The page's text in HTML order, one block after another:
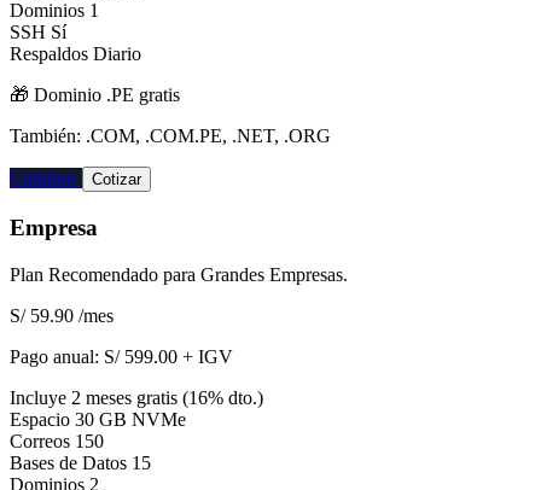
Dominios 1
SSH Sí
Respaldos Diario
🎁 Dominio .PE gratis
También: .COM, .COM.PE, .NET, .ORG
Comprar Cotizar
Empresa
Plan Recomendado para Grandes Empresas.
S/ 59.90 /mes
Pago anual: S/ 599.00 + IGV
Incluye 2 meses gratis (16% dto.)
Espacio 30 GB NVMe
Correos 150
Bases de Datos 15
Dominios 2